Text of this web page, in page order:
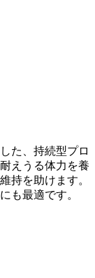
た、持続型プロ
えうる体力を養
持を助けます。
も最適です。